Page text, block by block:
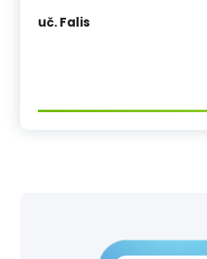
uč. Falis